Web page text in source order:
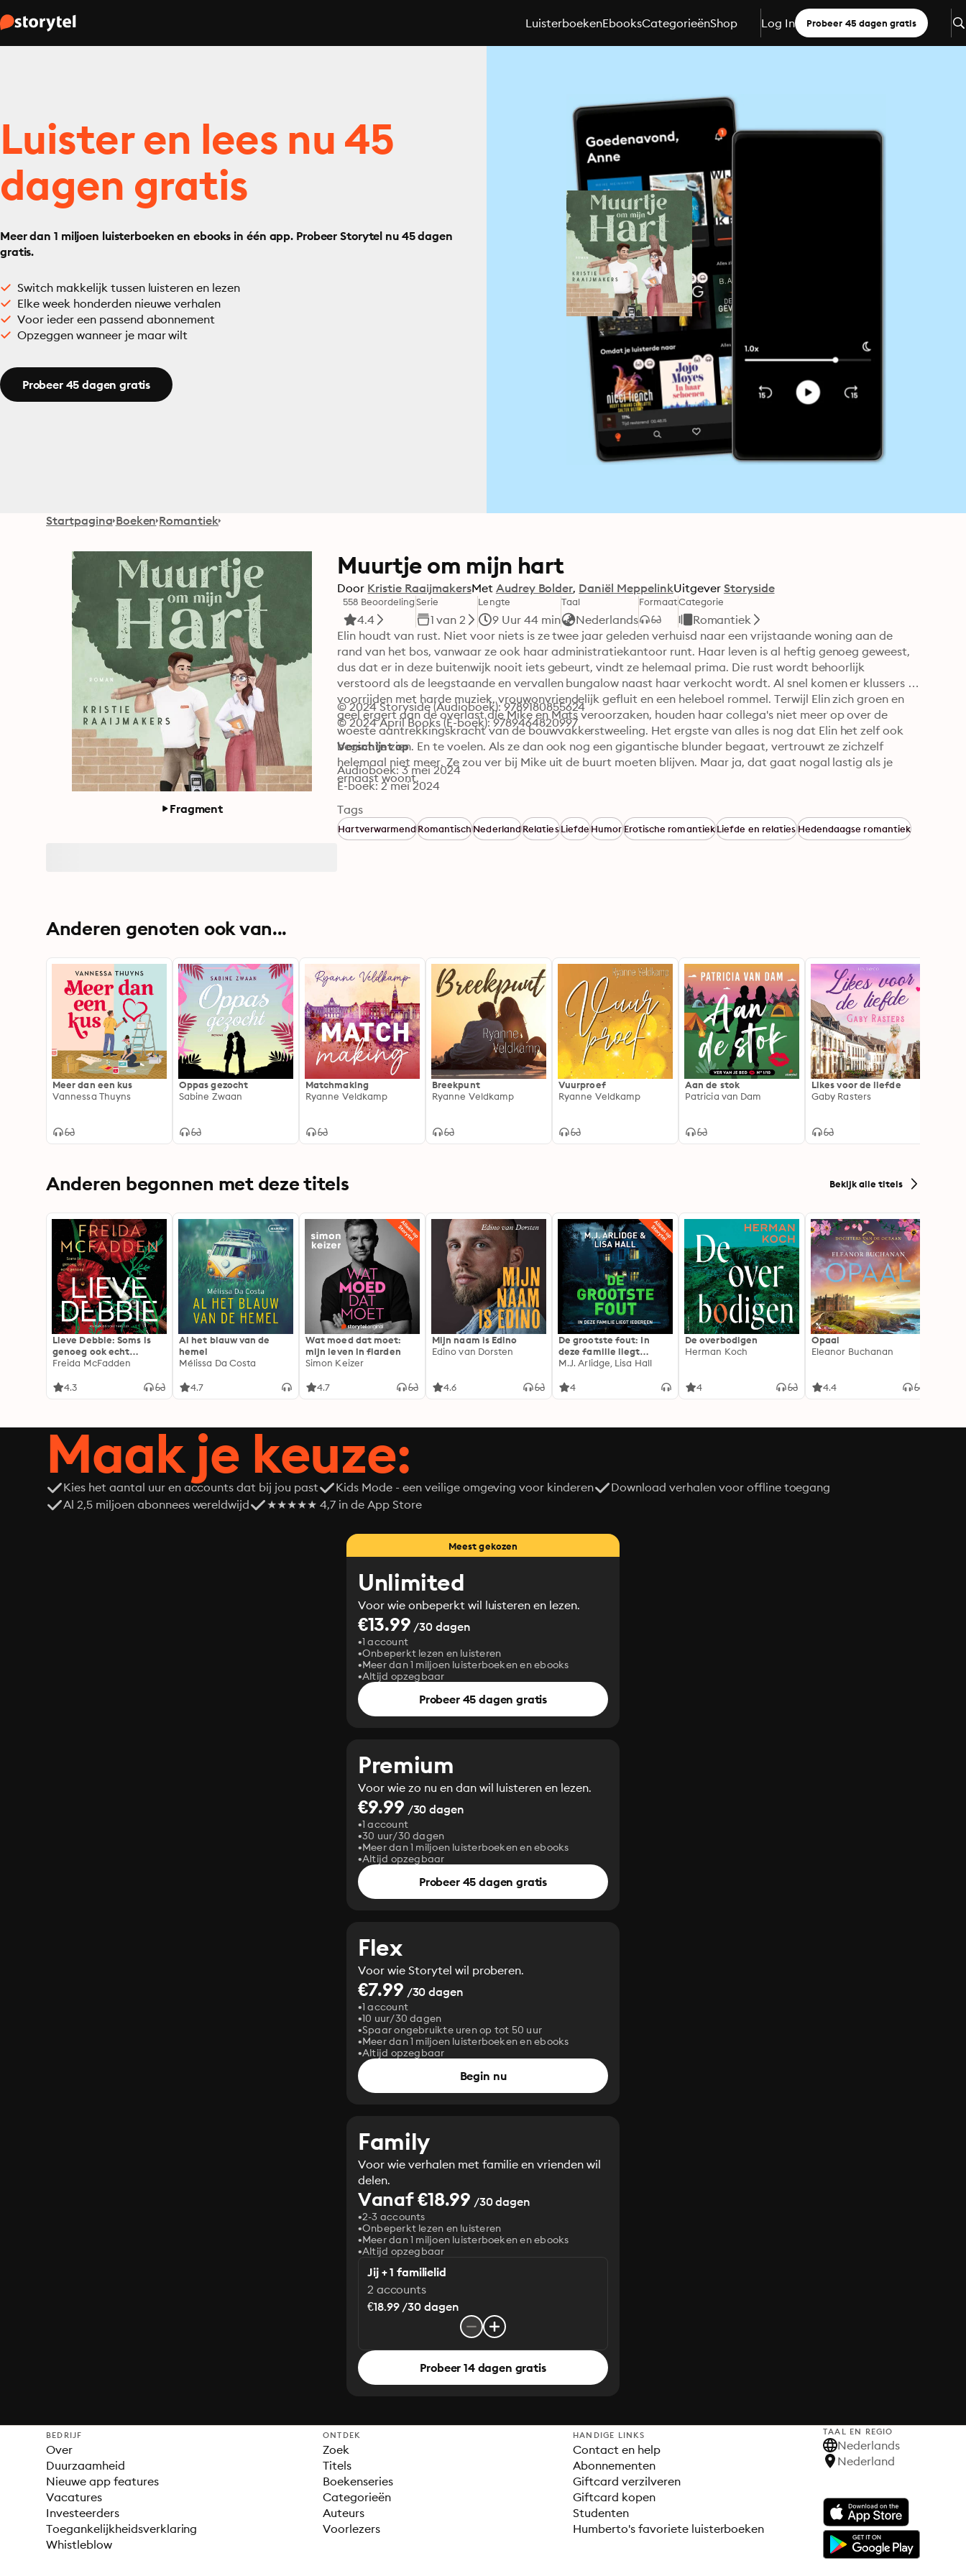
LuisterboekenEbooksCategorieënShop Log In Probeer 45 dagen gratis
Luister en lees nu 45
dagen gratis
Meer dan 1 miljoen luisterboeken en ebooks in één app. Probeer Storytel nu 45 dagen
gratis.
Switch makkelijk tussen luisteren en lezen
Elke week honderden nieuwe verhalen
Voor ieder een passend abonnement
Opzeggen wanneer je maar wilt
Probeer 45 dagen gratis
Startpagina Boeken Romantiek
Fragment
Muurtje om mijn hart
Door Kristie RaaijmakersMet Audrey Bolder Daniël MeppelinkUitgever Storyside
558 Beoordeling
4.4
Serie
1 van 2
Lengte
9 Uur 44 min
Taal
Nederlands
FormaatCategorie
Romantiek
Elin houdt van rust. Niet voor niets is ze twee jaar geleden verhuisd naar een vrijstaande woning aan de
rand van het bos, vanwaar ze ook haar administratiekantoor runt. Haar leven is al heftig genoeg geweest,
dus dat er in deze buitenwijk nooit iets gebeurt, vindt ze helemaal prima. Die rust wordt behoorlijk
verstoord als de leegstaande en vervallen bungalow naast haar verkocht wordt. Al snel komen er klussers
voorrijden met harde muziek, vrouwonvriendelijk gefluit en een heleboel rommel. Terwijl Elin zich groen en
geel ergert aan de overlast die Mike en Mats veroorzaken, houden haar collega's niet meer op over de
woeste aantrekkingskracht van de bouwvakkerstweeling. Het ergste van alles is nog dat Elin het zelf ook
begint te zien. En te voelen. Als ze dan ook nog een gigantische blunder begaat, vertrouwt ze zichzelf
helemaal niet meer. Ze zou ver bij Mike uit de buurt moeten blijven. Maar ja, dat gaat nogal lastig als je
ernaast woont.
© 2024 Storyside (Audioboek): 9789180855624
© 2024 April Books (E-boek): 9789464820997
Verschijnt op
Audioboek: 3 mei 2024
E-boek: 2 mei 2024
Tags
HartverwarmendRomantischNederlandRelatiesLiefdeHumorErotische romantiekLiefde en relatiesHedendaagse romantiek
Anderen genoten ook van...
Meer dan een kus
Vannessa Thuyns
Oppas gezocht
Sabine Zwaan
Matchmaking
Ryanne Veldkamp
Breekpunt
Ryanne Veldkamp
Vuurproef
Ryanne Veldkamp
Aan de stok
Patricia van Dam
Likes voor de liefde
Gaby Rasters
Anderen begonnen met deze titels Bekijk alle titels
Lieve Debbie: Soms is
genoeg ook echt
genoeg...
Freida McFadden
4.3
Al het blauw van de
hemel
Mélissa Da Costa
4.7
Wat moed dat moet:
mijn leven in flarden
Simon Keizer
4.7
Mijn naam is Edino
Edino van Dorsten
4.6
De grootste fout: In
deze familie liegt
iedereen
M.J. Arlidge, Lisa Hall
4
De overbodigen
Herman Koch
4
Opaal
Eleanor Buchanan
4.4
Maak je keuze:
Kies het aantal uur en accounts dat bij jou past Kids Mode - een veilige omgeving voor kinderen
Download verhalen voor offline toegang
Al 2,5 miljoen abonnees wereldwijd
★★★★★ 4,7 in de App Store
Meest gekozen
Unlimited
Voor wie onbeperkt wil luisteren en lezen.
€13.99 /30 dagen
1 account
Onbeperkt lezen en luisteren
Meer dan 1 miljoen luisterboeken en ebooks
Altijd opzegbaar
Probeer 45 dagen gratis
Premium
Voor wie zo nu en dan wil luisteren en lezen.
€9.99 /30 dagen
1 account
30 uur/30 dagen
Meer dan 1 miljoen luisterboeken en ebooks
Altijd opzegbaar
Probeer 45 dagen gratis
Flex
Voor wie Storytel wil proberen.
€7.99 /30 dagen
1 account
10 uur/30 dagen
Spaar ongebruikte uren op tot 50 uur
Meer dan 1 miljoen luisterboeken en ebooks
Altijd opzegbaar
Begin nu
Family
Voor wie verhalen met familie en vrienden wil
delen.
Vanaf €18.99 /30 dagen
2-3 accounts
Onbeperkt lezen en luisteren
Meer dan 1 miljoen luisterboeken en ebooks
Altijd opzegbaar
Jij + 1 familielid
2 accounts
€18.99 /30 dagen
Probeer 14 dagen gratis
BEDRIJF
Over
Duurzaamheid
Nieuwe app features
Vacatures
Investeerders
Toegankelijkheidsverklaring
Whistleblow
ONTDEK
Zoek
Titels
Boekenseries
Categorieën
Auteurs
Voorlezers
HANDIGE LINKS
Contact en help
Abonnementen
Giftcard verzilveren
Giftcard kopen
Studenten
Humberto's favoriete luisterboeken
TAAL EN REGIO
Nederlands
Nederland